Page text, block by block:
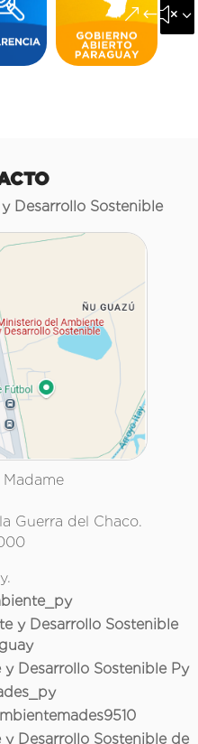
Desarrollo Sostenible
Guerra del Chaco.
y Desarrollo Sostenible
Desarrollo Sostenible Py
Desarrollo Sostenible de